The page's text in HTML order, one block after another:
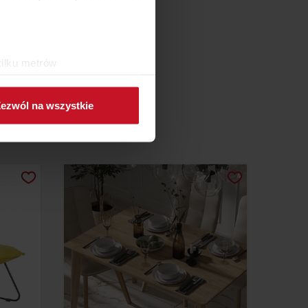
metrów
preferencje w
i analizować
społecznościowym,
od Ciebie lub
na wszystkie